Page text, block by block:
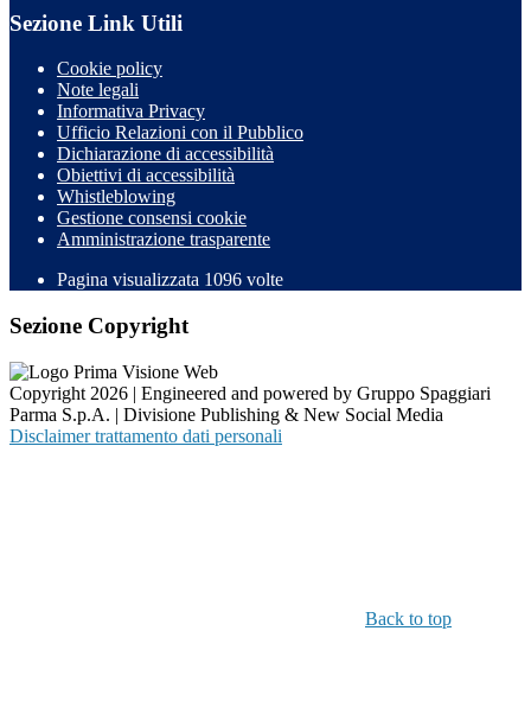
Sezione Link Utili
Cookie policy
Note legali
Informativa Privacy
Ufficio Relazioni con il Pubblico
Dichiarazione di accessibilità
Obiettivi di accessibilità
Whistleblowing
Gestione consensi cookie
Amministrazione trasparente
Pagina visualizzata 1096 volte
Sezione Copyright
Copyright 2026 | Engineered and powered by Gruppo Spaggiari
Parma S.p.A. | Divisione Publishing & New Social Media
Disclaimer trattamento dati personali
Back to top